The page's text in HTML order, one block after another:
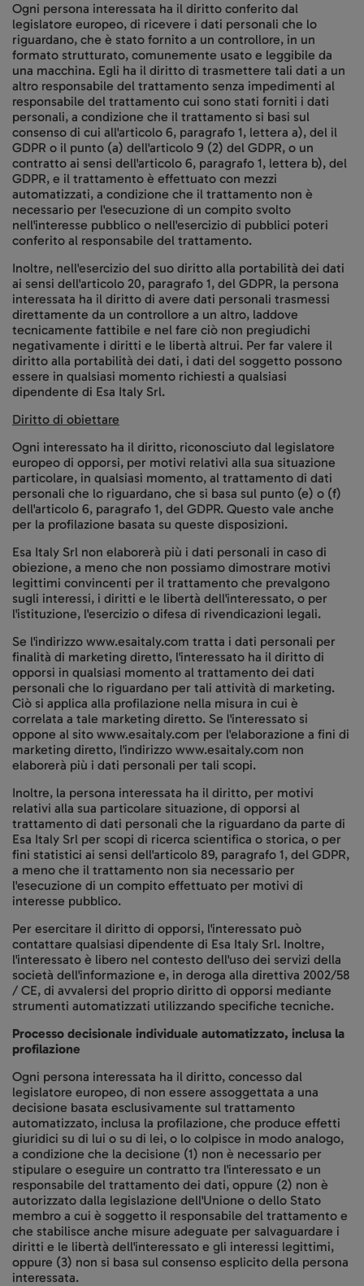
Ogni persona interessata ha il diritto conferito dal
legislatore europeo, di ricevere i dati personali che lo
riguardano, che è stato fornito a un controllore, in un
formato strutturato, comunemente usato e leggibile da
una macchina. Egli ha il diritto di trasmettere tali dati a un
altro responsabile del trattamento senza impedimenti al
responsabile del trattamento cui sono stati forniti i dati
personali, a condizione che il trattamento si basi sul
consenso di cui all'articolo 6, paragrafo 1, lettera a), del il
GDPR o il punto (a) dell'articolo 9 (2) del GDPR, o un
contratto ai sensi dell'articolo 6, paragrafo 1, lettera b), del
GDPR, e il trattamento è effettuato con mezzi
automatizzati, a condizione che il trattamento non è
necessario per l'esecuzione di un compito svolto
nell'interesse pubblico o nell'esercizio di pubblici poteri
conferito al responsabile del trattamento.
Inoltre, nell'esercizio del suo diritto alla portabilità dei dati
ai sensi dell'articolo 20, paragrafo 1, del GDPR, la persona
interessata ha il diritto di avere dati personali trasmessi
direttamente da un controllore a un altro, laddove
tecnicamente fattibile e nel fare ciò non pregiudichi
negativamente i diritti e le libertà altrui. Per far valere il
diritto alla portabilità dei dati, i dati del soggetto possono
essere in qualsiasi momento richiesti a qualsiasi
dipendente di Esa Italy Srl.
Diritto di obiettare
Ogni interessato ha il diritto, riconosciuto dal legislatore
europeo di opporsi, per motivi relativi alla sua situazione
particolare, in qualsiasi momento, al trattamento di dati
personali che lo riguardano, che si basa sul punto (e) o (f)
dell'articolo 6, paragrafo 1, del GDPR. Questo vale anche
per la profilazione basata su queste disposizioni.
Esa Italy Srl non elaborerà più i dati personali in caso di
obiezione, a meno che non possiamo dimostrare motivi
legittimi convincenti per il trattamento che prevalgono
sugli interessi, i diritti e le libertà dell'interessato, o per
l'istituzione, l'esercizio o difesa di rivendicazioni legali.
Se l'indirizzo www.esaitaly.com tratta i dati personali per
finalità di marketing diretto, l'interessato ha il diritto di
opporsi in qualsiasi momento al trattamento dei dati
personali che lo riguardano per tali attività di marketing.
Ciò si applica alla profilazione nella misura in cui è
correlata a tale marketing diretto. Se l'interessato si
oppone al sito www.esaitaly.com per l'elaborazione a fini di
marketing diretto, l'indirizzo www.esaitaly.com non
elaborerà più i dati personali per tali scopi.
Inoltre, la persona interessata ha il diritto, per motivi
relativi alla sua particolare situazione, di opporsi al
trattamento di dati personali che la riguardano da parte di
Esa Italy Srl per scopi di ricerca scientifica o storica, o per
fini statistici ai sensi dell'articolo 89, paragrafo 1, del GDPR,
a meno che il trattamento non sia necessario per
l'esecuzione di un compito effettuato per motivi di
interesse pubblico.
Per esercitare il diritto di opporsi, l'interessato può
contattare qualsiasi dipendente di Esa Italy Srl. Inoltre,
l'interessato è libero nel contesto dell'uso dei servizi della
società dell'informazione e, in deroga alla direttiva 2002/58
/ CE, di avvalersi del proprio diritto di opporsi mediante
strumenti automatizzati utilizzando specifiche tecniche.
Processo decisionale individuale automatizzato, inclusa la
profilazione
Ogni persona interessata ha il diritto, concesso dal
legislatore europeo, di non essere assoggettata a una
decisione basata esclusivamente sul trattamento
automatizzato, inclusa la profilazione, che produce effetti
giuridici su di lui o su di lei, o lo colpisce in modo analogo,
a condizione che la decisione (1) non è necessario per
stipulare o eseguire un contratto tra l'interessato e un
responsabile del trattamento dei dati, oppure (2) non è
autorizzato dalla legislazione dell'Unione o dello Stato
membro a cui è soggetto il responsabile del trattamento e
che stabilisce anche misure adeguate per salvaguardare i
diritti e le libertà dell'interessato e gli interessi legittimi,
oppure (3) non si basa sul consenso esplicito della persona
interessata.